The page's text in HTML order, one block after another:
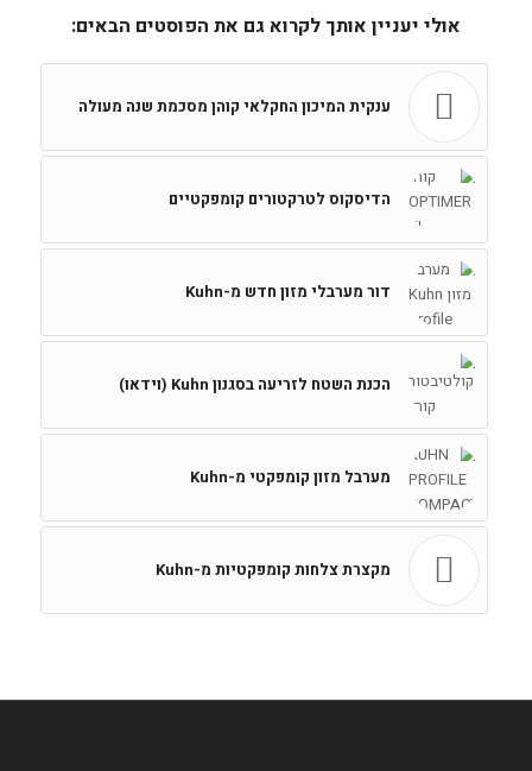
אולי יעניין אותך לקרוא גם את הפוסטים הבאים:
ענקית המיכון החקלאי קוהן מסכמת שנה מעולה
הדיסקוס לטרקטורים קומפקטיים
דור מערבלי מזון חדש מ-Kuhn
הכנת השטח לזריעה בסגנון Kuhn (וידאו)
מערבל מזון קומפקטי מ-Kuhn
מקצרת צלחות קומפקטיות מ-Kuhn